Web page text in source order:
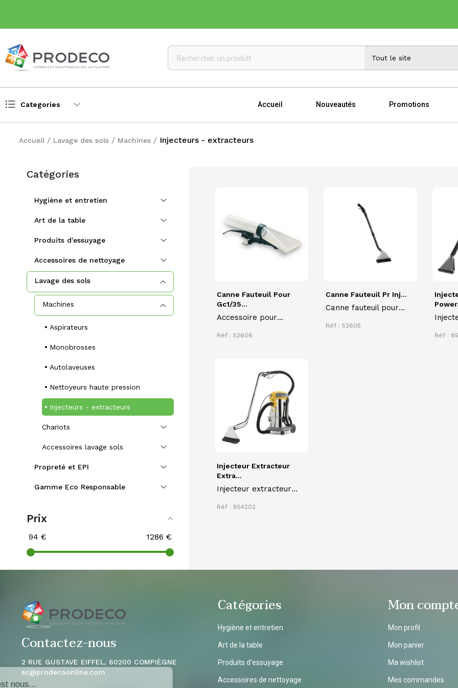
Categories Accueil Nouveautés Promotions
Accueil Lavage des sols Machines Injecteurs - extracteurs
Catégories
Hygiène et entretien
Art de la table
Produits d'essuyage
Accessoires de nettoyage
Lavage des sols
Machines
Aspirateurs
Monobrosses
Autolaveuses
Nettoyeurs haute pression
Injecteurs - extracteurs
Chariots
Accessoires lavage sols
Propreté et EPI
Gamme Eco Responsable
Prix
94 € 1286 €
Canne Fauteuil Pour
Gc1/35...
Accessoire pour
Réf : 52606
Canne Fauteuil Pr Inj...
Canne fauteuil pour
Réf : 52605
Réf :
Injecteur Extracteur
Extra...
Injecteur extracteur
Ghibli pour nettoyer,
Réf : 854202
Contactez-nous
2 RUE GUSTAVE EIFFEL, 60200 COMPIÈGNE
sc@prodecoonline.com
Catégories
Hygiène et entretien
Art de la table
Produits d’essuyage
Accessoires de nettoyage
Mon
Mon profil
Mon panier
Ma wishlist
Mes commandes